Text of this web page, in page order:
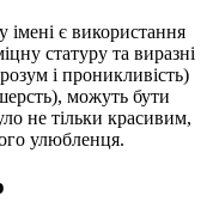
є використання
статуру та виразні
розум і проникливість)
можуть бути
не тільки красивим,
улюбленця.